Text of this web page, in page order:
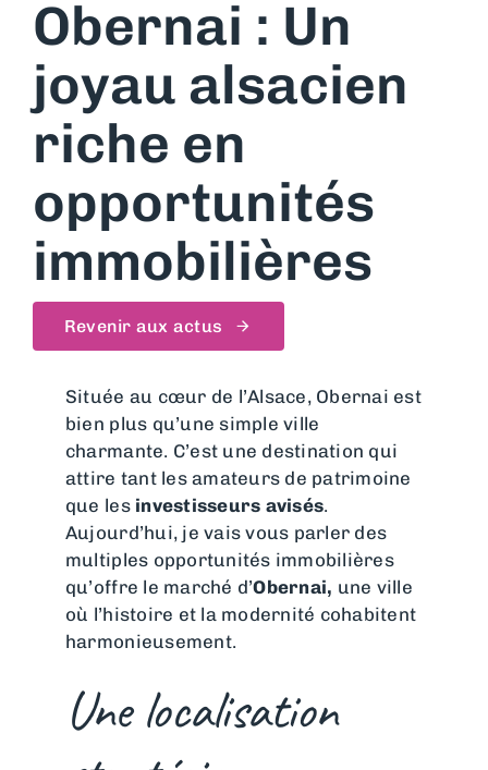
Obernai : Un
joyau alsacien
riche en
opportunités
immobilières
Revenir aux actus
Située au cœur de l’Alsace, Obernai est
bien plus qu’une simple ville
charmante. C’est une destination qui
attire tant les amateurs de patrimoine
que les investisseurs avisés.
Aujourd’hui, je vais vous parler des
multiples opportunités immobilières
qu’offre le marché d’Obernai, une ville
où l’histoire et la modernité cohabitent
harmonieusement.
Une localisation